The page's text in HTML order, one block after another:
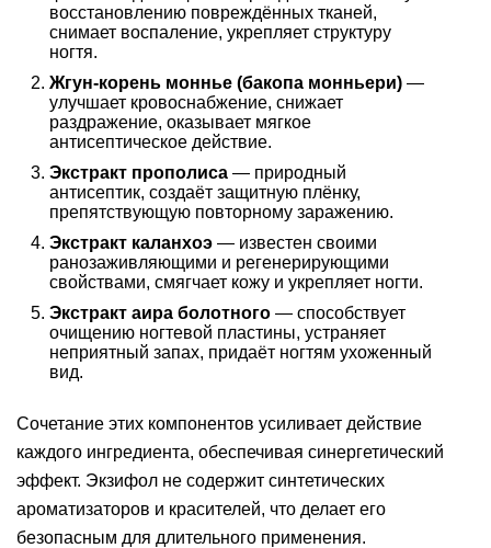
восстановлению повреждённых тканей,
снимает воспаление, укрепляет структуру
ногтя.
Жгун-корень моннье (бакопа монньери) —
улучшает кровоснабжение, снижает
раздражение, оказывает мягкое
антисептическое действие.
Экстракт прополиса — природный
антисептик, создаёт защитную плёнку,
препятствующую повторному заражению.
Экстракт каланхоэ — известен своими
ранозаживляющими и регенерирующими
свойствами, смягчает кожу и укрепляет ногти.
Экстракт аира болотного — способствует
очищению ногтевой пластины, устраняет
неприятный запах, придаёт ногтям ухоженный
вид.
Сочетание этих компонентов усиливает действие
каждого ингредиента, обеспечивая синергетический
эффект. Экзифол не содержит синтетических
ароматизаторов и красителей, что делает его
безопасным для длительного применения.